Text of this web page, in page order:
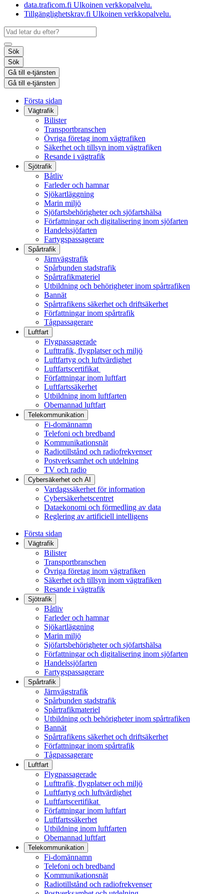
data.traficom.fi Ulkoinen verkkopalvelu.
Tillgänglighetskrav.fi Ulkoinen verkkopalvelu.
Sök
Sök
Gå till e-tjänsten
Gå till e-tjänsten
Första sidan
Vägtrafik
Bilister
Transportbranschen
Övriga företag inom vägtrafiken
Säkerhet och tillsyn inom vägtrafiken
Resande i vägtrafik
Sjötrafik
Båtliv
Farleder och hamnar
Sjökartläggning
Marin miljö
Sjöfartsbehörigheter och sjöfartshälsa
Författningar och digitalisering inom sjöfarten
Handelssjöfarten
Fartygspassagerare
Spårtrafik
Järnvägstrafik
Spårbunden stadstrafik
Spårtrafikmateriel
Utbildning och behörigheter inom spårtrafiken
Bannät
Spårtrafikens säkerhet och driftsäkerhet
Författningar inom spårtrafik
Tågpassagerare
Luftfart
Flygpassagerade
Lufttrafik, flygplatser och miljö
Luftfartyg och luftvärdighet
Luftfartscertifikat
Författningar inom luftfart
Luftfartssäkerhet
Utbildning inom luftfarten
Obemannad luftfart
Telekommunikation
Fi-domännamn
Telefoni och bredband
Kommunikationsnät
Radiotillstånd och radiofrekvenser
Postverksamhet och utdelning
TV och radio
Cybersäkerhet och AI
Vardagssäkerhet för information
Cybersäkerhetscentret
Dataekonomi och förmedling av data
Reglering av artificiell intelligens
Första sidan
Vägtrafik
Bilister
Transportbranschen
Övriga företag inom vägtrafiken
Säkerhet och tillsyn inom vägtrafiken
Resande i vägtrafik
Sjötrafik
Båtliv
Farleder och hamnar
Sjökartläggning
Marin miljö
Sjöfartsbehörigheter och sjöfartshälsa
Författningar och digitalisering inom sjöfarten
Handelssjöfarten
Fartygspassagerare
Spårtrafik
Järnvägstrafik
Spårbunden stadstrafik
Spårtrafikmateriel
Utbildning och behörigheter inom spårtrafiken
Bannät
Spårtrafikens säkerhet och driftsäkerhet
Författningar inom spårtrafik
Tågpassagerare
Luftfart
Flygpassagerade
Lufttrafik, flygplatser och miljö
Luftfartyg och luftvärdighet
Luftfartscertifikat
Författningar inom luftfart
Luftfartssäkerhet
Utbildning inom luftfarten
Obemannad luftfart
Telekommunikation
Fi-domännamn
Telefoni och bredband
Kommunikationsnät
Radiotillstånd och radiofrekvenser